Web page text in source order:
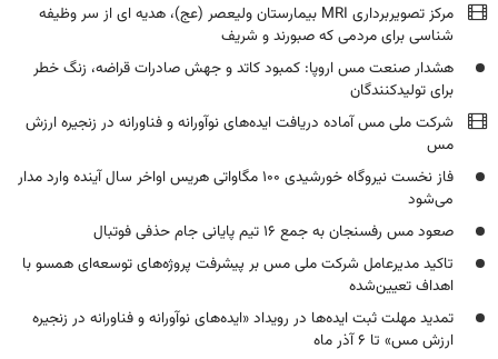
مرکز تصویربرداری MRI بیمارستان ولیعصر (عج)، هدیه ای از سر وظیفه
شناسی برای مردمی که صبورند و شریف
هشدار صنعت مس اروپا: کمبود کاتد و جهش صادرات قراضه، زنگ خطر
برای تولیدکنندگان
شرکت ملی مس آماده دریافت ایده‌های نوآورانه و فناورانه در زنجیره ارزش
مس
فاز نخست نیروگاه خورشیدی ۱۰۰ مگاواتی هریس اواخر سال آینده وارد مدار
می‌شود
صعود مس رفسنجان به جمع ۱۶ تیم پایانی جام حذفی فوتبال
تاکید مدیرعامل شرکت ملی مس بر پیشرفت پروژه‌های توسعه‌ای همسو با
اهداف تعیین‌شده
تمدید مهلت ثبت ایده‌ها در رویداد «ایده‌های نوآورانه و فناورانه در زنجیره
ارزش مس» تا ۶ آذر ماه